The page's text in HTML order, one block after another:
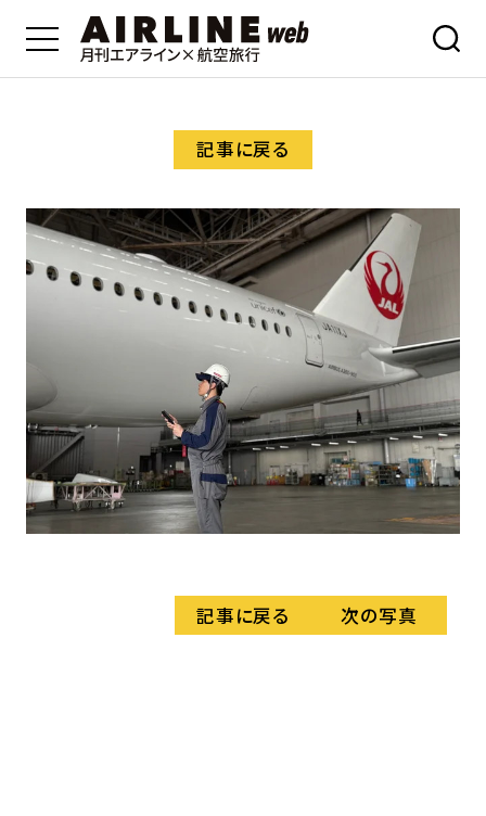
記事に戻る
活
記事に戻る 次の写真